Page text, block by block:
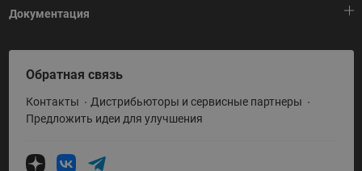
Тепловая автоматика
Холодильная техника
Приводная техника
Промышленная автоматика
Теплообменное оборудование
Документация
HeatPlatform (Тепловая платформа)
Полезные программы и инструменты
Условия поставки
Обратная связь
Контакты
Дистрибьюторы и сервисные партнеры
Предложить идеи для улучшения